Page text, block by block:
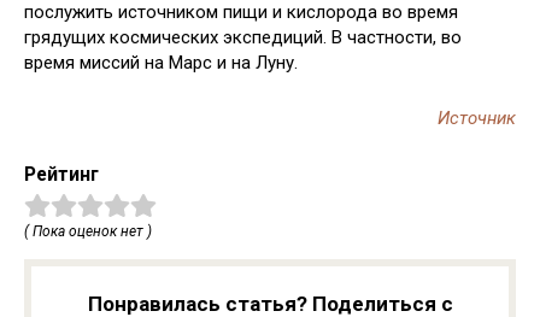
послужить источником пищи и кислорода во время
грядущих космических экспедиций. В частности, во
время миссий на Марс и на Луну.
Источник
Рейтинг
( Пока оценок нет )
Понравилась статья? Поделиться с